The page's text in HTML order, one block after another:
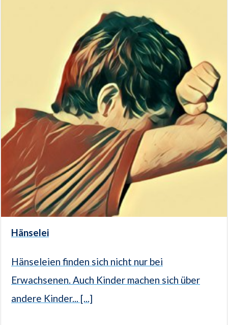
Hänselei
Hänseleien finden sich nicht nur bei
Erwachsenen. Auch Kinder machen sich über
andere Kinder... [...]